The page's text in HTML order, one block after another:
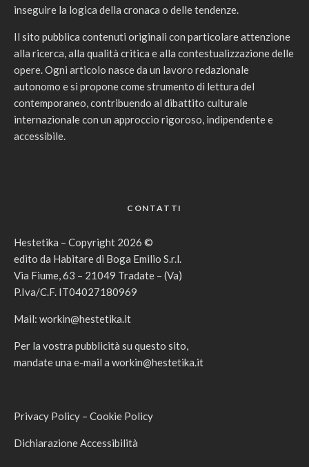
inseguire la logica della cronaca o delle tendenze.
Il sito pubblica contenuti originali con particolare attenzione
alla ricerca, alla qualità critica e alla contestualizzazione delle
opere. Ogni articolo nasce da un lavoro redazionale
autonomo e si propone come strumento di lettura del
contemporaneo, contribuendo al dibattito culturale
internazionale con un approccio rigoroso, indipendente e
accessibile.
CONTATTI
Hestetika – Copyright 2026 ©
edito da Habitare di Boga Emilio S.r.l.
Via Fiume, 63 – 21049 Tradate – (Va)
P.Iva/C.F. IT04027180969
Mail: workin@hestetika.it
Per la vostra pubblicità su questo sito,
mandate una e-mail a workin@hestetika.it
Privacy Policy – Cookie Policy
Dichiarazione Accessibilità